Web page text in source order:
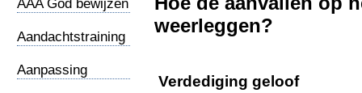
AAA God bewijzen
Aandachtstraining
Aanpassing
weerleggen?
Verdediging geloof